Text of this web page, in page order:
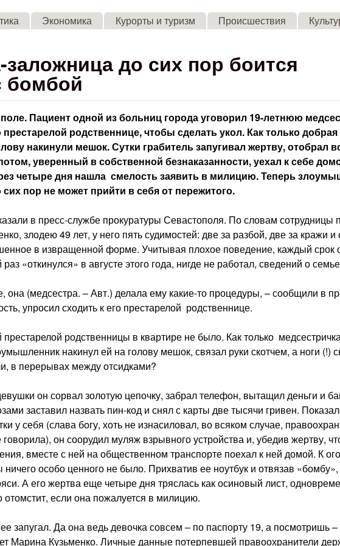
Skip to main content
Экономика Курорты и туризм Происшествия
до сих пор боится
бомбой
Пациент одной из больниц города уговорил 19-летнюю
родственнице, чтобы сделать укол. Как только
накинули мешок. Сутки грабитель запугивал жертву, отобрал
уверенный в собственной безнаказанности, уехал к себе
четыре дня нашла смелость заявить в милицию. Теперь
пор не может прийти в себя от пережитого.
в пресс-службе прокуратуры Севастополя. По словам сотрудницы
злодею 49 лет, у него пять судимостей: две за разбой, две за кражи и
в извращенной форме. Учитывая плохое поведение, каждый срок
«откинулся» в августе этого года, нигде не работал, сведений о
(медсестра. – Авт.) делала ему какие-то процедуры, – сообщили в
упросил сходить к его престарелой родственнице.
родственницы в квартире не было. Как только
накинул ей на голову мешок, связал руки скотчем, а ноги (!)
в перерывах между отсидками?
он сорвал золотую цепочку, забрал телефон, вытащил деньги и
заставил назвать пин-код и снял с карты две тысячи гривен.
у себя (слава богу, хоть не изнасиловал, во всяком случае,
он соорудил муляж взрывного устройства и, убедив жертву,
вместе с ней на общественном транспорте поехал к ней домой. К
ничего особо ценного не было. Прихватив ее ноутбук и отвязав
А его жертва еще четыре дня тряслась как осиновый лист,
отомстит, если она пожалуется в милицию.
запугал. Да она ведь девочка совсем – по паспорту 19, а посмотришь –
Марина Кузьменко. Личные данные потерпевшей правоохранители